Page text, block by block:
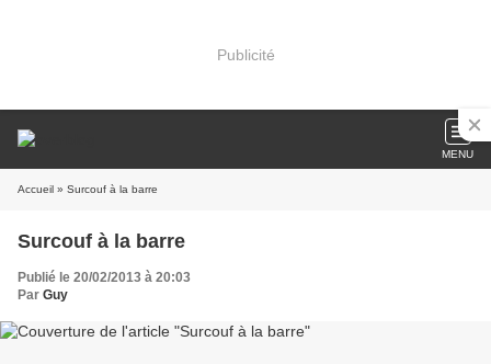
Publicité
MENU
Accueil » Surcouf à la barre
Surcouf à la barre
Publié le 20/02/2013 à 20:03
Par Guy